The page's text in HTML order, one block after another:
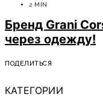
2 MIN
Бренд Grani
через одежду!
ПОДЕЛИТЬСЯ
КАТЕГОРИИ